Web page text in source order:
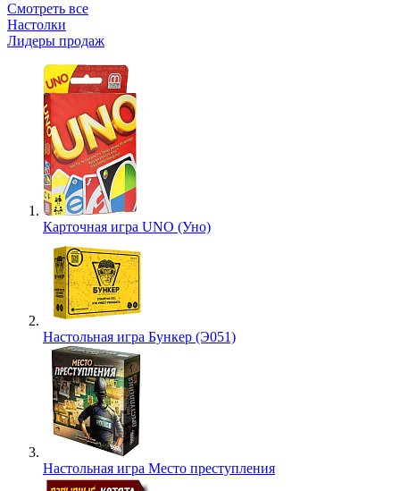
Смотреть все
Настолки
Лидеры продаж
Карточная игра UNO (Уно)
Настольная игра Бункер (Э051)
Настольная игра Место преступления